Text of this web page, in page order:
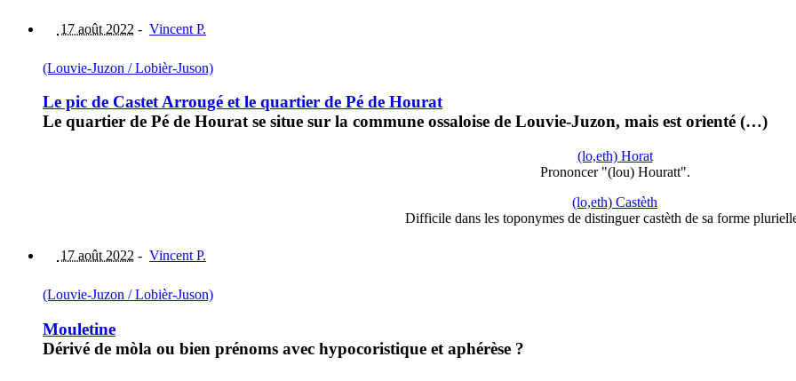
17 août 2022 - Vincent P.
(Louvie-Juzon / Lobièr-Juson)
Le pic de Castet Arrougé et le quartier de Pé de Hourat
Le quartier de Pé de Hourat se situe sur la commune ossaloise de Louvie-Juzon, mais est orienté (…)
(lo,eth) Horat
Prononcer "(lou) Houratt".
(lo,eth) Castèth
Difficile dans les toponymes de distinguer castèth de sa forme
17 août 2022 - Vincent P.
(Louvie-Juzon / Lobièr-Juson)
Mouletine
Dérivé de mòla ou bien prénoms avec hypocoristique et aphérèse ?